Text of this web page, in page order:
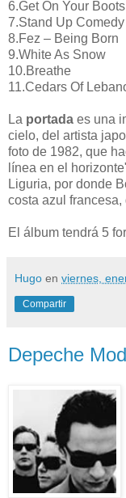
6.Get On Your Boots
7.Stand Up Comedy
8.Fez – Being Born
9.White As Snow
10.Breathe
11.Cedars Of
La portada es una
cielo, del artista
foto de 1982, que
línea en el
Liguria, por donde
costa azul
El álbum tendrá 5
Hugo en viernes,
Compartir
Depeche